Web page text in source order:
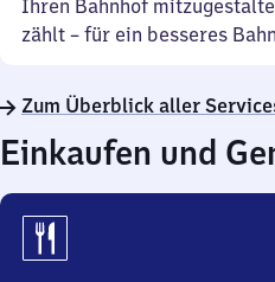
Ihren Bahnhof
zählt – für ein besseres
Zum Überblick aller
Einkaufen und